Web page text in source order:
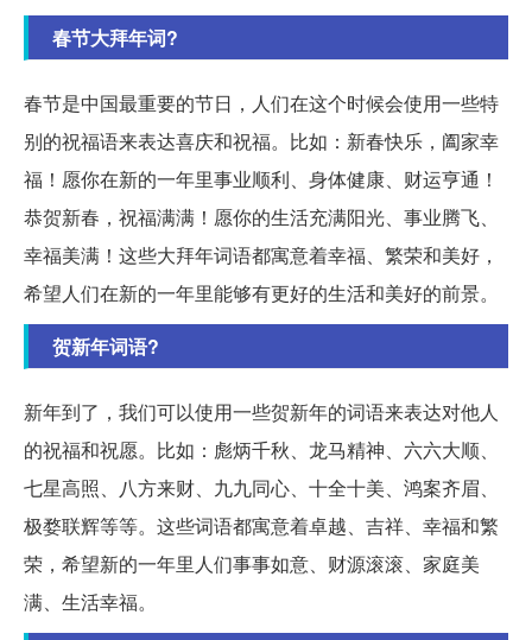
春节大拜年词?
春节是中国最重要的节日，人们在这个时候会使用一些特
别的祝福语来表达喜庆和祝福。比如：新春快乐，阖家幸
福！愿你在新的一年里事业顺利、身体健康、财运亨通！
恭贺新春，祝福满满！愿你的生活充满阳光、事业腾飞、
幸福美满！这些大拜年词语都寓意着幸福、繁荣和美好，
希望人们在新的一年里能够有更好的生活和美好的前景。
贺新年词语?
新年到了，我们可以使用一些贺新年的词语来表达对他人
的祝福和祝愿。比如：彪炳千秋、龙马精神、六六大顺、
七星高照、八方来财、九九同心、十全十美、鸿案齐眉、
极婺联辉等等。这些词语都寓意着卓越、吉祥、幸福和繁
荣，希望新的一年里人们事事如意、财源滚滚、家庭美
满、生活幸福。